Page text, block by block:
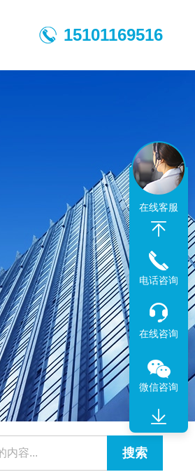
15101169516
在线客服
电话咨询
在线咨询
微信咨询